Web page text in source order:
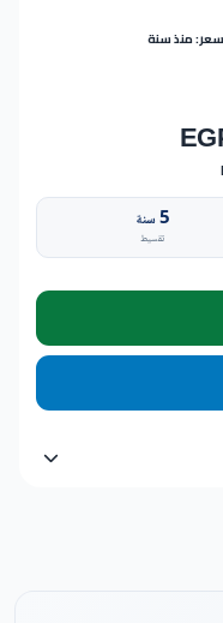
منذ سنة
5سنة
تقسيط